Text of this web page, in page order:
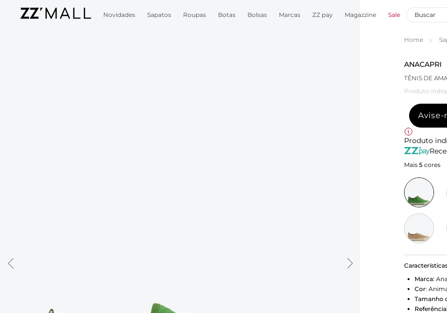
Novidades Sapatos Roupas Botas Bolsas Marcas ZZ pay Magazzine Sale
Home
ANACAPRI
TÊNIS DE
Produto
Avise-
Produto
Mais 5 cores
Marca:
Cor:
Tamanho
Referência: